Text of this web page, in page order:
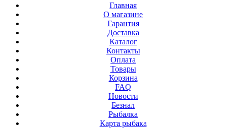
Главная
О магазине
Гарантия
Доставка
Каталог
Контакты
Оплата
Товары
Корзина
FAQ
Новости
Безнал
Рыбалка
Карта рыбака